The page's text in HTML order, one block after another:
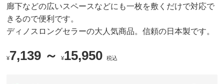
廊下などの広いスペースなどにも一枚を敷くだけで対応で
きるので便利です。
ディノスロングセラーの大人気商品。信頼の日本製です。
¥7,139 ～¥15,950 税込